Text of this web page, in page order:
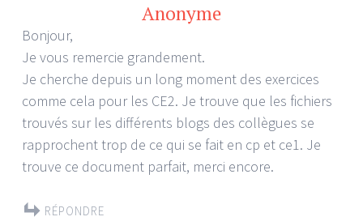
Anonyme
Bonjour,
Je vous remercie grandement.
Je cherche depuis un long moment des exercices
comme cela pour les CE2. Je trouve que les fichiers
trouvés sur les différents blogs des collègues se
rapprochent trop de ce qui se fait en cp et ce1. Je
trouve ce document parfait, merci encore.
RÉPONDRE